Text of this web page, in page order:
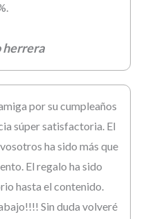
herrera
por su cumpleaños
súper satisfactoria. El
ha sido más que
El regalo ha sido
hasta el contenido.
Sin duda volveré